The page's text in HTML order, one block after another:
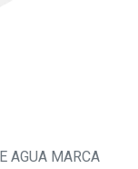
AGUA MARCA